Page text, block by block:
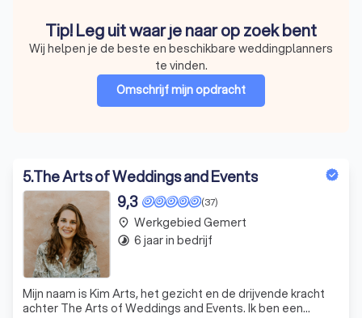
Tip! Leg uit waar je naar op zoek bent
Wij helpen je de beste en beschikbare weddingplanners
te vinden.
Omschrijf mijn opdracht
5.The Arts of Weddings and Events
(37)
9,3
Mijn naam is Kim Arts, het gezicht en de drijvende kracht
achter The Arts of Weddings and Events. Ik ben een
place Werkgebied Gemert
timelapse 6 jaar in bedrijf